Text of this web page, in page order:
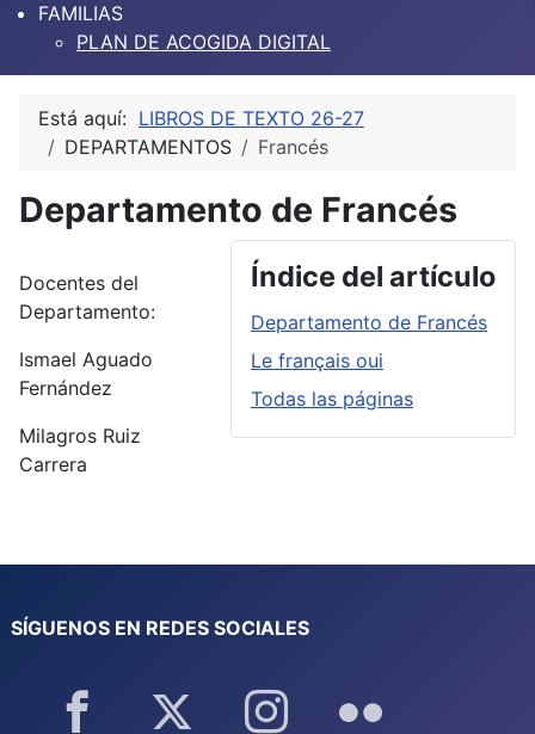
FAMILIAS
PLAN DE ACOGIDA DIGITAL
Está aquí: LIBROS DE TEXTO 26-27
DEPARTAMENTOS
Francés
Departamento de Francés
Índice del artículo
Departamento de Francés
Le français oui
Todas las páginas
Docentes del
Departamento:
Ismael Aguado
Fernández
Milagros Ruiz
Carrera
SÍGUENOS EN REDES SOCIALES